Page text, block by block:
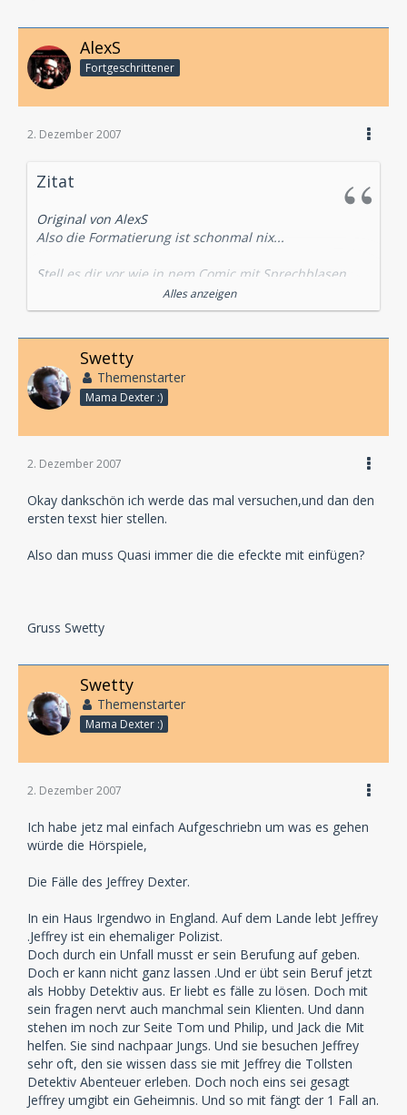
AlexS
Fortgeschrittener
2. Dezember 2007
Zitat
Original von AlexS
Also die Formatierung ist schonmal nix...
Stell es dir vor wie in nem Comic mit Sprechblasen.
Nur müssen im Hörspielscript die jeweiligen Texte
durch Absätze voneinander getrennt werden...
Rede steht alleine da, ohne Satzbausteine wie "Jupiter
sagte" oder "Bob ergänzte"...
Jupiter:
Bob:
Mir auch.
den Sprechern zu sagen, was da passieren soll.
Regieanweisung - prasselnder Regen
Jupiter:
Bob:
Damit vermeidest du Dialoge wie:
Mann, regnet das heute wieder!
Das hört man dann einfach...
Alles anzeigen
Swetty
Themenstarter
Mama Dexter :)
2. Dezember 2007
Okay dankschön ich werde das mal versuchen,und dan den
ersten texst hier stellen.
Also dan muss Quasi immer die die efeckte mit einfügen?
Gruss Swetty
Swetty
Themenstarter
Mama Dexter :)
2. Dezember 2007
Ich habe jetz mal einfach Aufgeschriebn um was es gehen
würde die Hörspiele,
Die Fälle des Jeffrey Dexter.
In ein Haus Irgendwo in England. Auf dem Lande lebt Jeffrey
.Jeffrey ist ein ehemaliger Polizist.
Doch durch ein Unfall musst er sein Berufung auf geben.
Doch er kann nicht ganz lassen .Und er übt sein Beruf jetzt
als Hobby Detektiv aus. Er liebt es fälle zu lösen. Doch mit
sein fragen nervt auch manchmal sein Klienten. Und dann
stehen im noch zur Seite Tom und Philip, und Jack die Mit
helfen. Sie sind nachpaar Jungs. Und sie besuchen Jeffrey
sehr oft, den sie wissen dass sie mit Jeffrey die Tollsten
Detektiv Abenteuer erleben. Doch noch eins sei gesagt
Jeffrey umgibt ein Geheimnis. Und so mit fängt der 1 Fall an.